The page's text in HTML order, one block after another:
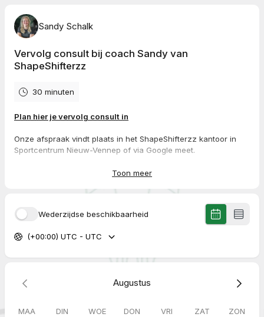
Sandy Schalk
Vervolg consult bij coach Sandy van
ShapeShifterzz
30 minuten
Plan hier je vervolg consult in
Onze afspraak vindt plaats in het ShapeShifterzz kantoor in
Sportcentrum Nieuw-Vennep of via Google meet.
Bij het inplannen van de afspraak bevestig je de bovenstaande
voorafgaande van de afspraak dan horen wij dit graag.
Alvast hartelijk dank en tot dan!
Met vitale groet,
Toon meer
Wederzijdse beschikbaarheid
(+00:00) UTC - UTC
Augustus
MAA DIN WOE DON VRI ZAT ZON